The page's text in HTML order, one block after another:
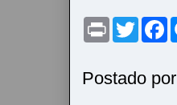
P
t
T
w
t
e
F
a
b
o
Postado por